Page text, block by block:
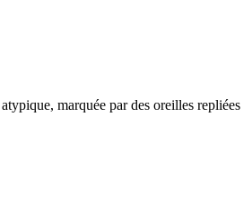
marquée par des oreilles repliées